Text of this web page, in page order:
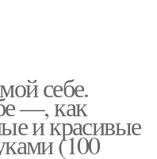
себе.
—, как
и красивые
(100